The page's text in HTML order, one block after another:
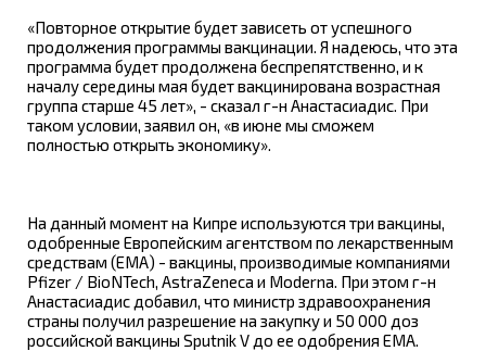
«Повторное открытие будет зависеть от успешного
продолжения программы вакцинации. Я надеюсь, что эта
программа будет продолжена беспрепятственно, и к
началу середины мая будет вакцинирована возрастная
группа старше 45 лет», - сказал г-н Анастасиадис. При
таком условии, заявил он, «в июне мы сможем
полностью открыть экономику».
На данный момент на Кипре используются три вакцины,
одобренные Европейским агентством по лекарственным
средствам (EMA) - вакцины, производимые компаниями
Pfizer / BioNTech, AstraZeneca и Moderna. При этом г-н
Анастасиадис добавил, что министр здравоохранения
страны получил разрешение на закупку и 50 000 доз
российской вакцины Sputnik V до ее одобрения EMA.